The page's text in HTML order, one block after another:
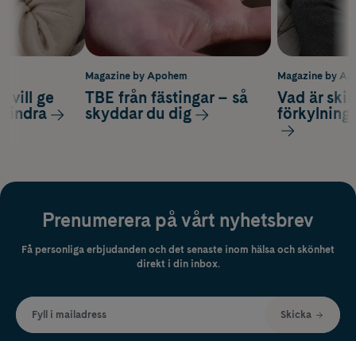
Magazine by
Vad är
förkylning
vill ge
lindra
Magazine by Apohem
TBE från fästingar – så
skyddar du dig
Prenumerera på vårt nyhetsbrev
Få personliga erbjudanden och det senaste inom hälsa och skönhet
direkt i din inbox.
Fyll i mailadress Skicka